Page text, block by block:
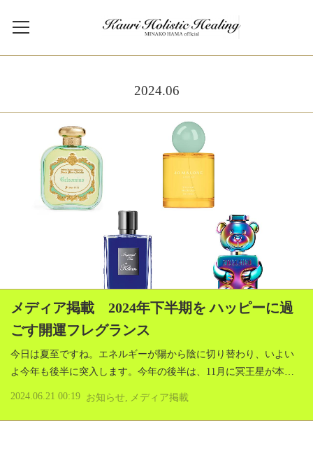
2024.06
メディア掲載 2024年下半期を ハッピーに過
ごす開運フレグランス
今日は夏至ですね。エネルギーが陽から陰に切り替わり、いよい
よ今年も後半に突入します。今年の後半は、11月に冥王星が本…
2024.06.21 00:19 お知らせ メディア掲載